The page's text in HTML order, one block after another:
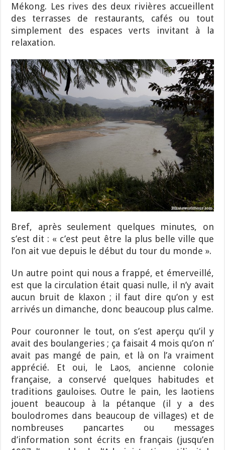
Mékong. Les rives des deux rivières accueillent
des terrasses de restaurants, cafés ou tout
simplement des espaces verts invitant à la
relaxation.
Bref, après seulement quelques minutes, on
s’est dit : « c’est peut être la plus belle ville que
l’on ait vue depuis le début du tour du monde ».
Un autre point qui nous a frappé, et émerveillé,
est que la circulation était quasi nulle, il n’y avait
aucun bruit de klaxon ; il faut dire qu’on y est
arrivés un dimanche, donc beaucoup plus calme.
Pour couronner le tout, on s’est aperçu qu’il y
avait des boulangeries ; ça faisait 4 mois qu’on n’
avait pas mangé de pain, et là on l’a vraiment
apprécié. Et oui, le Laos, ancienne colonie
française, a conservé quelques habitudes et
traditions gauloises. Outre le pain, les laotiens
jouent beaucoup à la pétanque (il y a des
boulodromes dans beaucoup de villages) et de
nombreuses pancartes ou messages
d’information sont écrits en français (jusqu’en